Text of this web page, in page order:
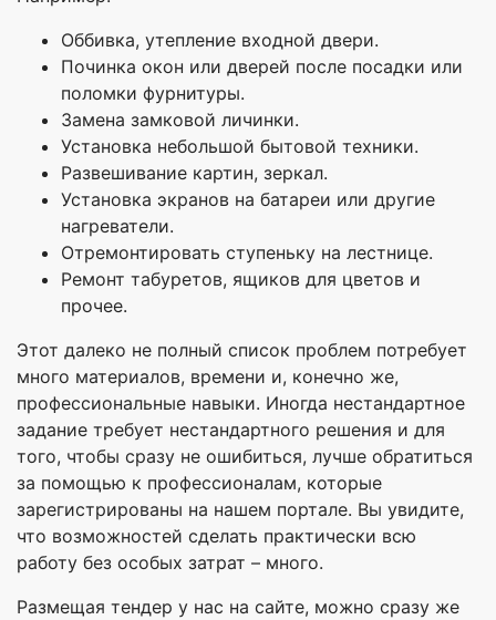
Оббивка, утепление входной двери.
Починка окон или дверей после посадки или
поломки фурнитуры.
Замена замковой личинки.
Установка небольшой бытовой техники.
Развешивание картин, зеркал.
Установка экранов на батареи или другие
нагреватели.
Отремонтировать ступеньку на лестнице.
Ремонт табуретов, ящиков для цветов и
прочее.
Этот далеко не полный список проблем потребует
много материалов, времени и, конечно же,
профессиональные навыки. Иногда нестандартное
задание требует нестандартного решения и для
того, чтобы сразу не ошибиться, лучше обратиться
за помощью к профессионалам, которые
зарегистрированы на нашем портале. Вы увидите,
что возможностей сделать практически всю
работу без особых затрат – много.
Размещая тендер у нас на сайте, можно сразу же